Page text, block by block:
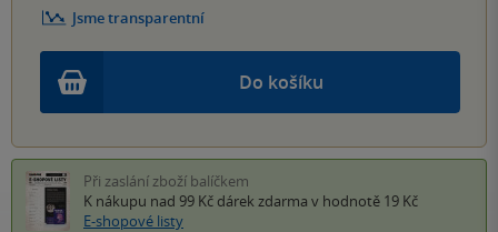
Do košíku
Jsme transparentní
Při zaslání zboží balíčkem
K nákupu nad 99 Kč dárek zdarma v hodnotě 19 Kč
E-shopové listy